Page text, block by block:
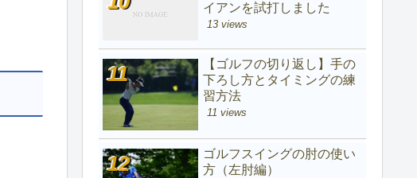
イアンを試打しました
13 views
【ゴルフの切り返し】手の
下ろし方とタイミングの練
習方法
11 views
ゴルフスイングの肘の使い
方（左肘編）